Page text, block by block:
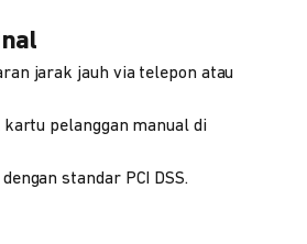
jarak jauh via telepon atau
kartu pelanggan manual di
standar PCI DSS.